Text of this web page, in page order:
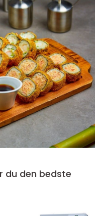
du den bedste